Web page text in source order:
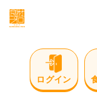
ログイン